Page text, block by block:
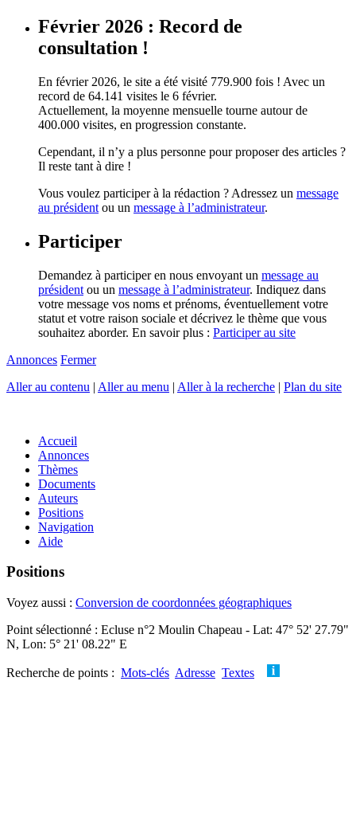
Février 2026 : Record de
consultation !
En février 2026, le site a été visité 779.900 fois ! Avec un
record de 64.141 visites le 6 février.
Actuellement, la moyenne mensuelle tourne autour de
400.000 visites, en progression constante.
Cependant, il n’y a plus personne pour proposer des articles ?
Il reste tant à dire !
Vous voulez participer à la rédaction ? Adressez un message
au président ou un message à l’administrateur.
Participer
Demandez à participer en nous envoyant un message au
président ou un message à l’administrateur. Indiquez dans
votre message vos noms et prénoms, éventuellement votre
statut et votre raison sociale et décrivez le thème que vous
souhaitez aborder. En savoir plus : Participer au site
Annonces Fermer
Aller au contenu | Aller au menu | Aller à la recherche | Plan du site
Accueil
Annonces
Thèmes
Documents
Auteurs
Positions
Navigation
Aide
Positions
Voyez aussi : Conversion de coordonnées géographiques
Point sélectionné : Ecluse n°2 Moulin Chapeau - Lat: 47° 52' 27.79"
N, Lon: 5° 21' 08.22" E
Recherche de points : Mots-clés Adresse Textes